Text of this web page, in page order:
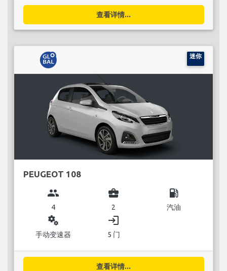
查看详情...
迷你
PEUGEOT 108
group
4
business_center
2
local_gas_station
汽油
miscellaneous_services
手动变速器
login
5 门
查看详情...